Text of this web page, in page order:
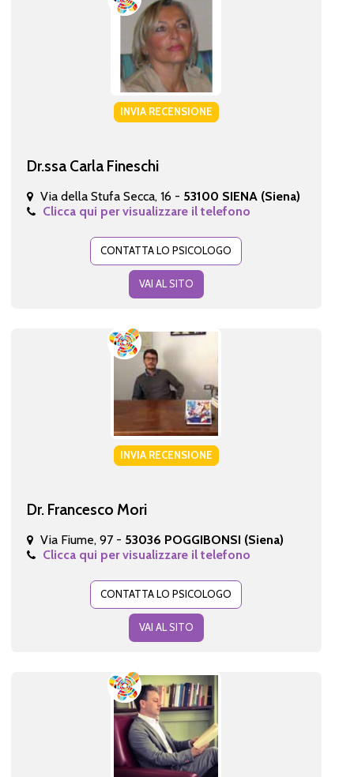
INVIA RECENSIONE
Dr.ssa Carla Fineschi
Via della Stufa Secca, 16 - 53100 SIENA (Siena)
Clicca qui per visualizzare il telefono
CONTATTA LO PSICOLOGO
VAI AL SITO
INVIA RECENSIONE
Dr. Francesco Mori
Via Fiume, 97 - 53036 POGGIBONSI (Siena)
Clicca qui per visualizzare il telefono
CONTATTA LO PSICOLOGO
VAI AL SITO